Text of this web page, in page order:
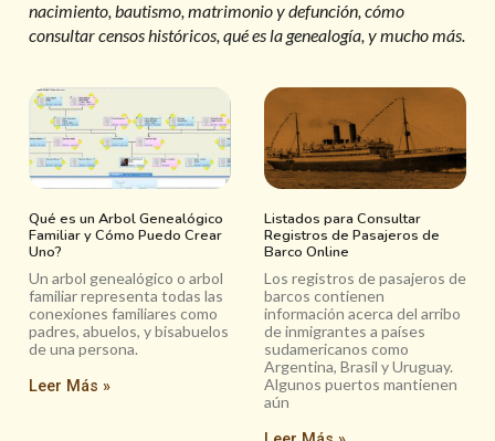
nacimiento, bautismo, matrimonio y defunción, cómo
consultar censos históricos, qué es la genealogía, y mucho más.
Qué es un Arbol Genealógico
Familiar y Cómo Puedo Crear
Uno?
Un arbol genealógico o arbol
familiar representa todas las
conexiones familiares como
padres, abuelos, y bisabuelos
de una persona.
Leer Más »
Listados para Consultar
Registros de Pasajeros de
Barco Online
Los registros de pasajeros de
barcos contienen
información acerca del arribo
de inmigrantes a países
sudamericanos como
Argentina, Brasil y Uruguay.
Algunos puertos mantienen
aún